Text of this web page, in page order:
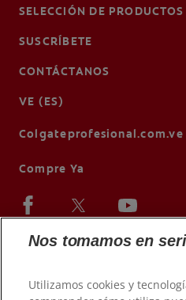
SELECCIÓN DE PRODUCTOS
SUSCRÍBETE
CONTÁCTANOS
VE (ES)
Colgateprofesional.com.ve
Compre Ya
Nos tomamos en
Utilizamos cookies y